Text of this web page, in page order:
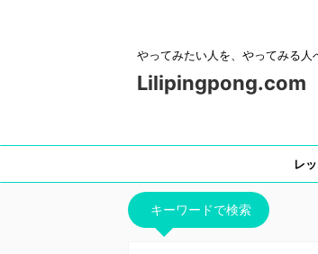
やってみたい人を、やってみる人
Lilipingpong.com
レ
キーワードで検索